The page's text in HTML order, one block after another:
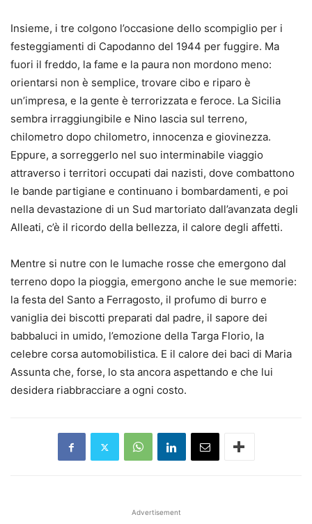
Insieme, i tre colgono l’occasione dello scompiglio per i
festeggiamenti di Capodanno del 1944 per fuggire. Ma
fuori il freddo, la fame e la paura non mordono meno:
orientarsi non è semplice, trovare cibo e riparo è
un’impresa, e la gente è terrorizzata e feroce. La Sicilia
sembra irraggiungibile e Nino lascia sul terreno,
chilometro dopo chilometro, innocenza e giovinezza.
Eppure, a sorreggerlo nel suo interminabile viaggio
attraverso i territori occupati dai nazisti, dove combattono
le bande partigiane e continuano i bombardamenti, e poi
nella devastazione di un Sud martoriato dall’avanzata degli
Alleati, c’è il ricordo della bellezza, il calore degli affetti.
Mentre si nutre con le lumache rosse che emergono dal
terreno dopo la pioggia, emergono anche le sue memorie:
la festa del Santo a Ferragosto, il profumo di burro e
vaniglia dei biscotti preparati dal padre, il sapore dei
babbaluci in umido, l’emozione della Targa Florio, la
celebre corsa automobilistica. E il calore dei baci di Maria
Assunta che, forse, lo sta ancora aspettando e che lui
desidera riabbracciare a ogni costo.
Advertisement